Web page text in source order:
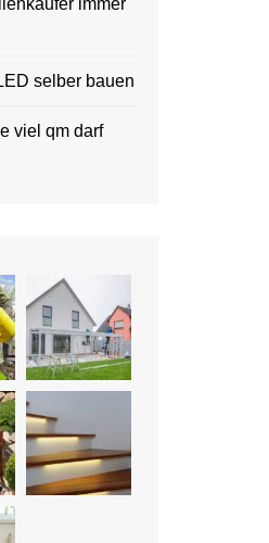
immer
selber bauen
viel qm darf